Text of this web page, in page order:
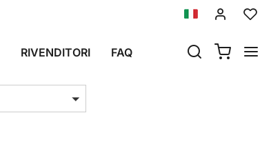
RIVENDITORI FAQ